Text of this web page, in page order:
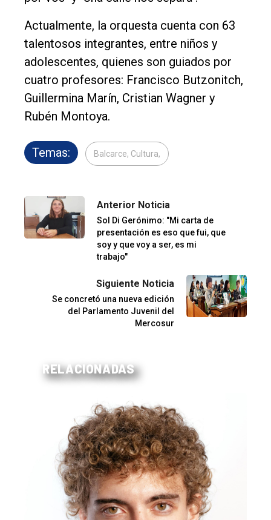
Actualmente, la orquesta cuenta con 63
talentosos integrantes, entre niños y
adolescentes, quienes son guiados por
cuatro profesores: Francisco Butzonitch,
Guillermina Marín, Cristian Wagner y
Rubén Montoya.
Temas: Balcarce, Cultura,
Anterior Noticia
Sol Di Gerónimo: "Mi carta de
presentación es eso que fui, que
soy y que voy a ser, es mi
trabajo"
Siguiente Noticia
Se concretó una nueva edición
del Parlamento Juvenil del
Mercosur
RELACIONADAS